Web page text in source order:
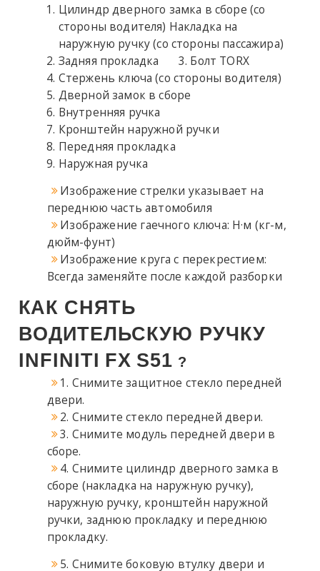
Цилиндр дверного замка в сборе (со
стороны водителя) Накладка на
наружную ручку (со стороны пассажира)
Задняя прокладка
Болт TORX
Стержень ключа (со стороны водителя)
Дверной замок в сборе
Внутренняя ручка
Кронштейн наружной ручки
Передняя прокладка
Наружная ручка
Изображение стрелки указывает на
переднюю часть автомобиля
Изображение гаечного ключа: Н·м (кг-м,
дюйм-фунт)
Изображение круга с перекрестием:
Всегда заменяйте после каждой разборки
КАК СНЯТЬ
ВОДИТЕЛЬСКУЮ РУЧКУ
INFINITI FX S51 ?
1. Снимите защитное стекло передней
двери.
2. Снимите стекло передней двери.
3. Снимите модуль передней двери в
сборе.
4. Снимите цилиндр дверного замка в
сборе (накладка на наружную ручку),
наружную ручку, кронштейн наружной
ручки, заднюю прокладку и переднюю
прокладку.
5. Снимите боковую втулку двери и